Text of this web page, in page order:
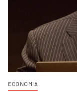
ECONOMIA